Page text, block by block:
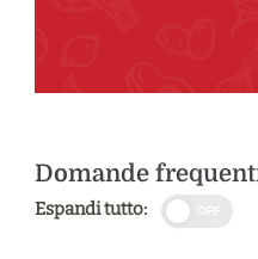
Domande
Espandi tutto: